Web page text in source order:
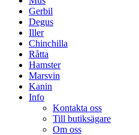
Gerbil
Degus
Iller
Chinchilla
Råtta
Hamster
Marsvin
Kanin
Info
Kontakta oss
Till butiksägare
Om oss